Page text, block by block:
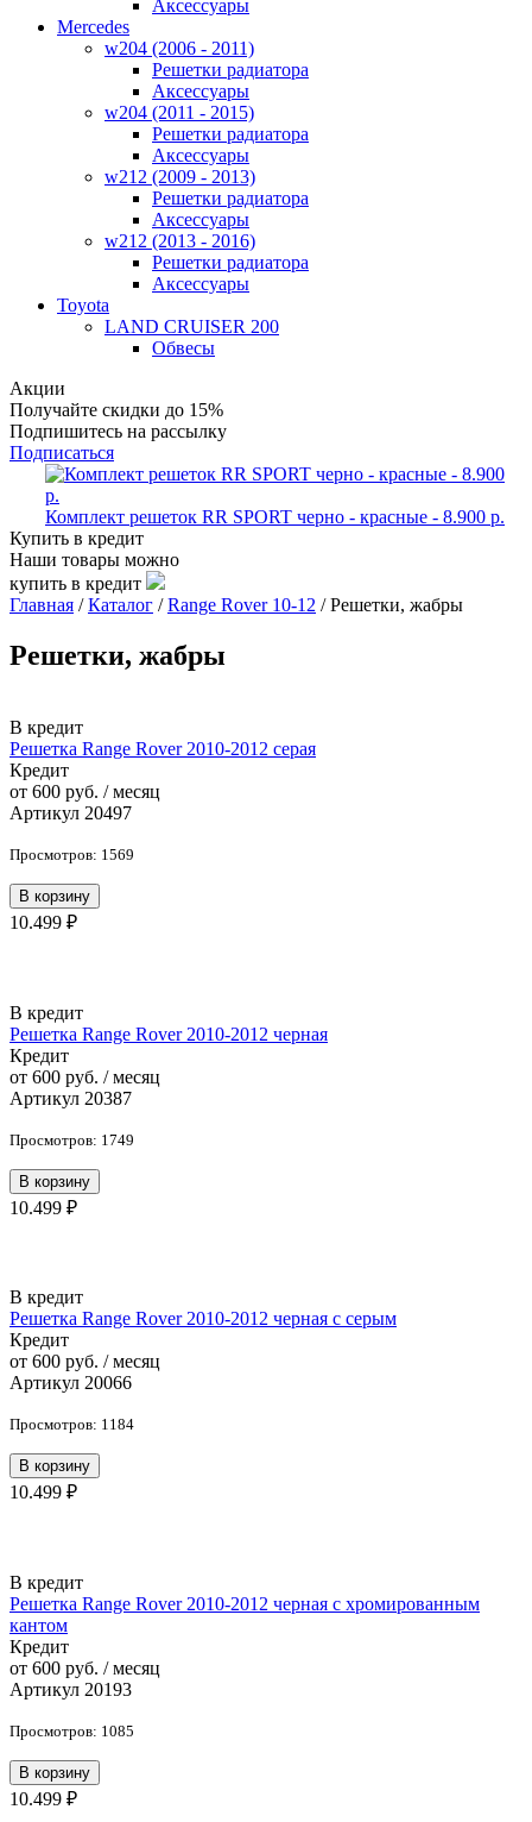
Аксессуары
Mercedes
w204 (2006 - 2011)
Решетки радиатора
Аксессуары
w204 (2011 - 2015)
Решетки радиатора
Аксессуары
w212 (2009 - 2013)
Решетки радиатора
Аксессуары
w212 (2013 - 2016)
Решетки радиатора
Аксессуары
Toyota
LAND CRUISER 200
Обвесы
Акции
Получайте скидки до 15%
Подпишитесь на рассылку
Подписаться
Комплект решеток RR SPORT черно - красные - 8.900 р.
Купить в кредит
Наши товары можно
купить в кредит
Главная /Каталог /Range Rover 10-12 /Решетки, жабры
Решетки, жабры
В кредит
Решетка Range Rover 2010-2012 серая
Кредит
от 600 руб. / месяц
Артикул 20497
Просмотров: 1569
В корзину
10.499 ₽
В кредит
Решетка Range Rover 2010-2012 черная
Кредит
от 600 руб. / месяц
Артикул 20387
Просмотров: 1749
В корзину
10.499 ₽
В кредит
Решетка Range Rover 2010-2012 черная с серым
Кредит
от 600 руб. / месяц
Артикул 20066
Просмотров: 1184
В корзину
10.499 ₽
В кредит
Решетка Range Rover 2010-2012 черная с хромированным
кантом
Кредит
от 600 руб. / месяц
Артикул 20193
Просмотров: 1085
В корзину
10.499 ₽